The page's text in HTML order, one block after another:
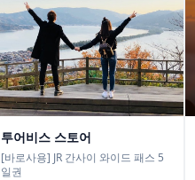
투어비스 스토어
[바로사용] JR 간사이 와이드 패스 5
일권